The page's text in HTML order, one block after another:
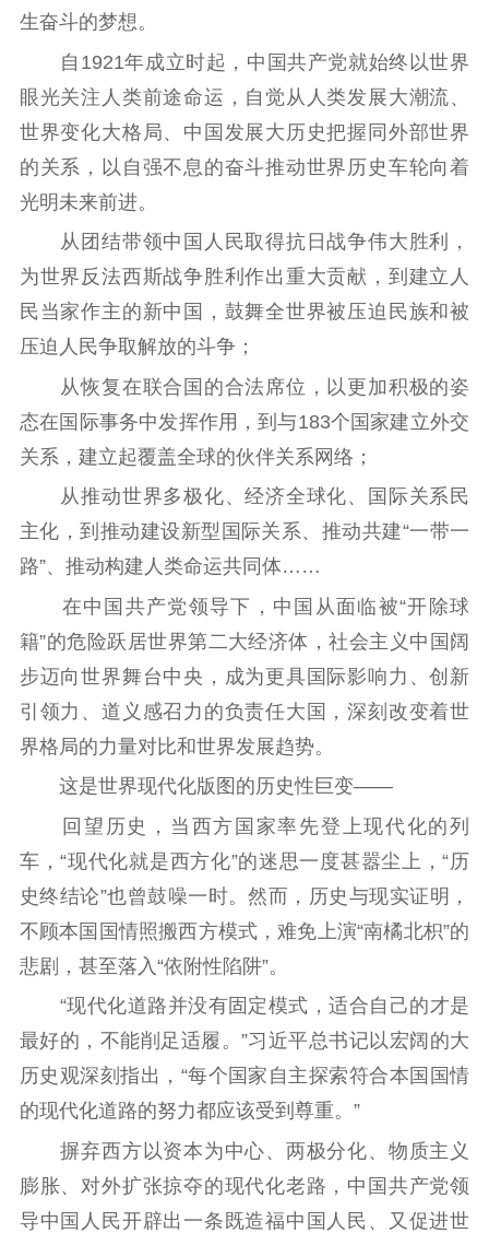
紫金文化艺术节
精神文明
文明创建 文明实践
文明培育
先进典型
思想政治教育 爱国主义教育
全民国防教育
用
新闻出版
精品出版 全民阅读
出版监管
扫黄打非
电影工作
电影创作
机关党建
党建要闻 学习在线
文化人才
紫金人才 职称评审
公共服务
新时代公民素养
提升资源库
新闻出版
政务服务
作品著作权
登记服务
科研创新
服务管理平台
智库服务
管理平台
服务管理
文化产业
统计分析
数字出版
审读服务
新闻发布工作备
案管理系统
电影
服务
理论宣讲
共建共享平台
政工继续教育学
责任编辑注册
业务申报系统
生奋斗的梦想。
自1921年成立时起，中国共产党就始终以世界
眼光关注人类前途命运，自觉从人类发展大潮流、
世界变化大格局、中国发展大历史把握同外部世界
的关系，以自强不息的奋斗推动世界历史车轮向着
光明未来前进。
从团结带领中国人民取得抗日战争伟大胜利，
为世界反法西斯战争胜利作出重大贡献，到建立人
民当家作主的新中国，鼓舞全世界被压迫民族和被
压迫人民争取解放的斗争；
从恢复在联合国的合法席位，以更加积极的姿
态在国际事务中发挥作用，到与183个国家建立外交
关系，建立起覆盖全球的伙伴关系网络；
从推动世界多极化、经济全球化、国际关系民
主化，到推动建设新型国际关系、推动共建“一带一
路”、推动构建人类命运共同体……
在中国共产党领导下，中国从面临被“开除球
籍”的危险跃居世界第二大经济体，社会主义中国阔
步迈向世界舞台中央，成为更具国际影响力、创新
引领力、道义感召力的负责任大国，深刻改变着世
界格局的力量对比和世界发展趋势。
这是世界现代化版图的历史性巨变——
回望历史，当西方国家率先登上现代化的列
车，“现代化就是西方化”的迷思一度甚嚣尘上，“历
史终结论”也曾鼓噪一时。然而，历史与现实证明，
不顾本国国情照搬西方模式，难免上演“南橘北枳”的
悲剧，甚至落入“依附性陷阱”。
“现代化道路并没有固定模式，适合自己的才是
最好的，不能削足适履。”习近平总书记以宏阔的大
历史观深刻指出，“每个国家自主探索符合本国国情
的现代化道路的努力都应该受到尊重。”
摒弃西方以资本为中心、两极分化、物质主义
膨胀、对外扩张掠夺的现代化老路，中国共产党领
导中国人民开辟出一条既造福中国人民、又促进世